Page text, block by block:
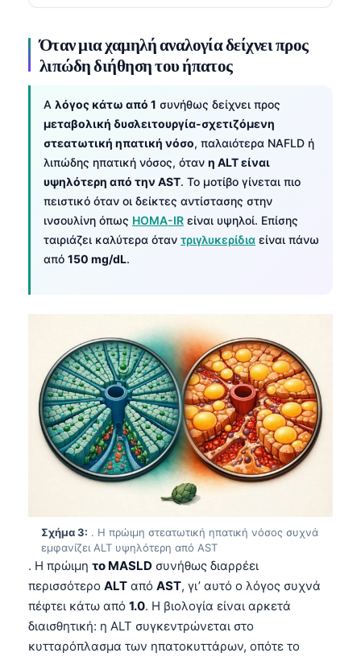
Όταν μια χαμηλή αναλογία δείχνει προς
λιπώδη διήθηση του ήπατος
A λόγος κάτω από 1 συνήθως δείχνει προς
μεταβολική δυσλειτουργία-σχετιζόμενη
στεατωτική ηπατική νόσο, παλαιότερα NAFLD ή
λιπώδης ηπατική νόσος, όταν η ALT είναι
υψηλότερη από την AST. Το μοτίβο γίνεται πιο
πειστικό όταν οι δείκτες αντίστασης στην
ινσουλίνη όπως HOMA-IR είναι υψηλοί. Επίσης
ταιριάζει καλύτερα όταν τριγλυκερίδια είναι πάνω
από 150 mg/dL.
Σχήμα 3: . Η πρώιμη στεατωτική ηπατική νόσος συχνά
εμφανίζει ALT υψηλότερη από AST
. Η πρώιμη το MASLD συνήθως διαρρέει
περισσότερο ALT από AST, γι’ αυτό ο λόγος συχνά
πέφτει κάτω από 1.0. Η βιολογία είναι αρκετά
διαισθητική: η ALT συγκεντρώνεται στο
κυτταρόπλασμα των ηπατοκυττάρων, οπότε το